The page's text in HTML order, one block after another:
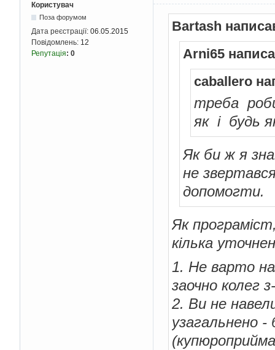
// если
}
else {
//сообщение
JOptionPane.
JOptionPane.
        jtxtMoney
.
        jtxtMoney
.
return false;
//проверку на
private
boolean
String
//если не
//если <
}
else if (
}
else if (
// если
} else if
            message
=
Користувач
Поза форумом
Дата реєстрації: 06.05.2015
Повідомлень: 12
Репутація: 0
Bartash
Arni65
caballero
треба
як i будь
Як би ж я
не
допомогти.
Як
кілька
1. Не варто
заочно колег
2. Ви не
узагальнено -